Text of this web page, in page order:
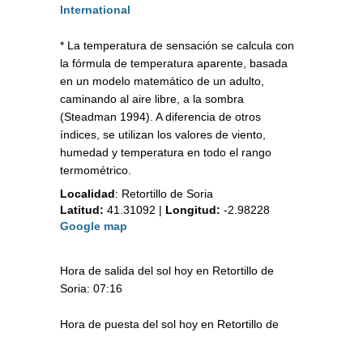
International
* La temperatura de sensación se calcula con
la fórmula de temperatura aparente, basada
en un modelo matemático de un adulto,
caminando al aire libre, a la sombra
(Steadman 1994). A diferencia de otros
índices, se utilizan los valores de viento,
humedad y temperatura en todo el rango
termométrico.
Localidad: Retortillo de Soria
Latitud: 41.31092 | Longitud: -2.98228
Google map
Hora de salida del sol hoy en Retortillo de
Soria: 07:16
Hora de puesta del sol hoy en Retortillo de